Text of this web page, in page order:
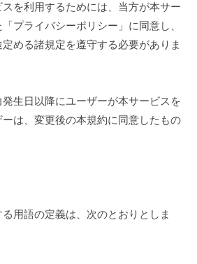
を利用するためには、当方が本サー
プライバシーポリシー」に同意し、
める諸規定を遵守する必要がありま
生日以降にユーザーが本サービスを
は、変更後の本規約に同意したもの
用語の定義は、次のとおりとしま